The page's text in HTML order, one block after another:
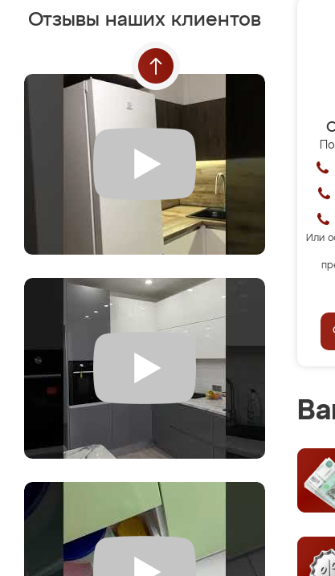
Отзывы наших клиентов
Или